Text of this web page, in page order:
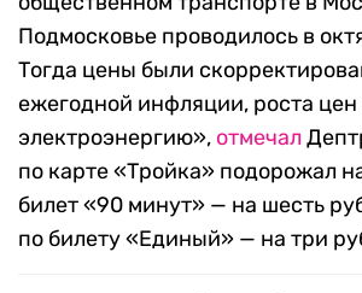
Подмосковье проводилось в
Тогда цены были
ежегодной инфляции, роста цен
электроэнергию», отмечал
по карте «Тройка» подорожал
билет «90 минут» — на шесть
по билету «Единый» — на три